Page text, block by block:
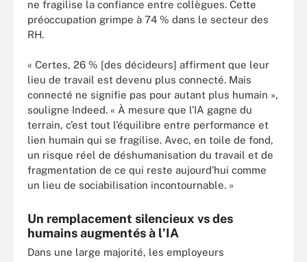
ne fragilise la confiance entre collègues. Cette
préoccupation grimpe à 74 % dans le secteur des
RH.
« Certes, 26 % [des décideurs] affirment que leur
lieu de travail est devenu plus connecté. Mais
connecté ne signifie pas pour autant plus humain »,
souligne Indeed. « À mesure que l’IA gagne du
terrain, c’est tout l’équilibre entre performance et
lien humain qui se fragilise. Avec, en toile de fond,
un risque réel de déshumanisation du travail et de
fragmentation de ce qui reste aujourd’hui comme
un lieu de sociabilisation incontournable. »
Un remplacement silencieux vs des
humains augmentés à l’IA
Dans une large majorité, les employeurs